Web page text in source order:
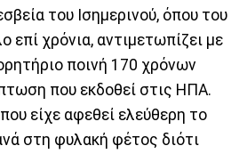
του Ισημερινού, όπου του
χρόνια, αντιμετωπίζει με
ποινή 170 χρόνων
που εκδοθεί στις ΗΠΑ.
είχε αφεθεί ελεύθερη το
στη φυλακή φέτος διότι